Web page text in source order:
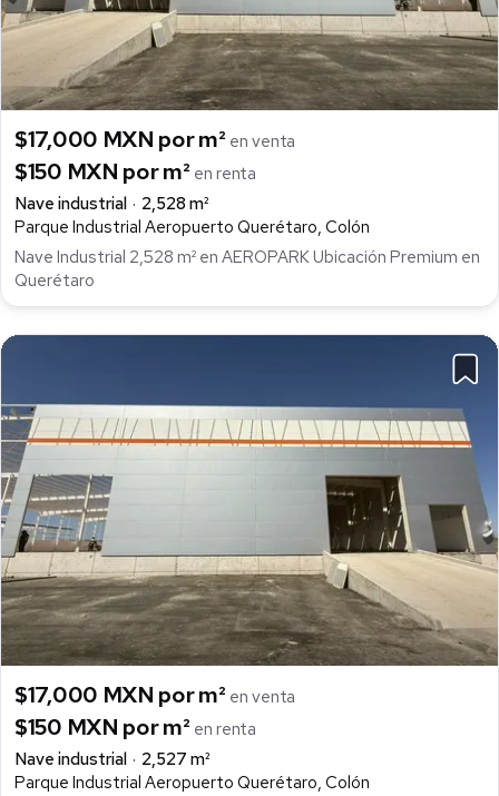
$17,000 MXN por m² en venta
$150 MXN por m² en renta
Nave industrial
2,528 m²
Parque Industrial Aeropuerto Querétaro, Colón
Nave Industrial 2,528 m² en AEROPARK Ubicación Premium en
Querétaro
$17,000 MXN por m² en venta
$150 MXN por m² en renta
Nave industrial
2,527 m²
Parque Industrial Aeropuerto Querétaro, Colón